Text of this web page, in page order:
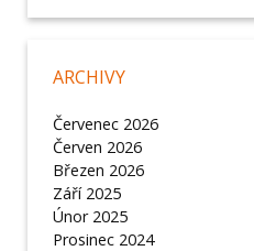
ARCHIVY
Červenec 2026
Červen 2026
Březen 2026
Září 2025
Únor 2025
Prosinec 2024